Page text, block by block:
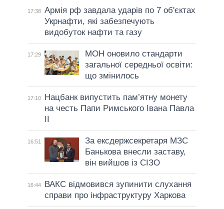
17:38 Армія рф завдала ударів по 7 об'єктах
Укрнафти, які забезпечують
видобуток нафти та газу
17:29
МОН оновило стандарти
загальної середньої освіти:
що змінилось
17:10
Нацбанк випустить пам’ятну монету
на честь Папи Римського Івана Павла
16:51
За ексдержсекретаря МЗС
Банькова внесли заставу,
він вийшов із СІЗО
16:44
ВАКС відмовився зупинити слухання
справи про інфраструктуру Харкова